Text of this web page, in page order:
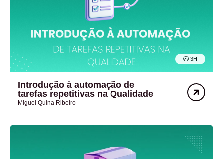
⏲︎ 3H
Introdução à automação de
tarefas repetitivas na Qualidade
Miguel Quina Ribeiro